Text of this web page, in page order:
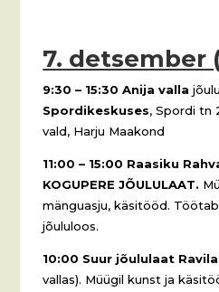
7. detsember
9:30 – 15:30 Anija valla
Spordikeskuses, Spordi tn
vald, Harju Maakond
11:00 – 15:00 Raasiku
KOGUPERE JÕULULAAT.
mänguasju, käsitööd.
jõululoos.
10:00 Suur jõululaat
vallas). Müügil kunst ja